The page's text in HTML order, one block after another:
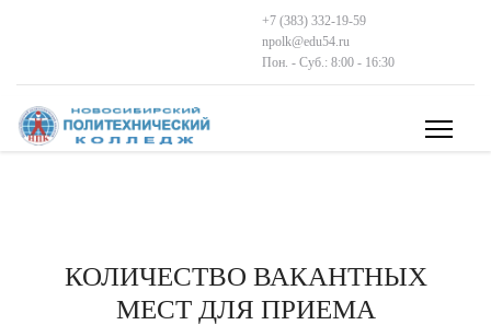
+7 (383) 332-19-59
npolk@edu54.ru
Пон. - Суб.: 8:00 - 16:30
КОЛИЧЕСТВО ВАКАНТНЫХ
МЕСТ ДЛЯ ПРИЕМА